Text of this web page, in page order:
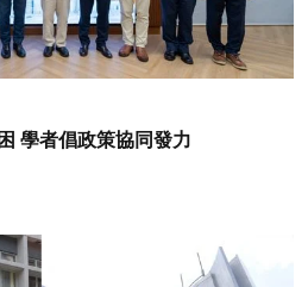
學者倡政策協同發力